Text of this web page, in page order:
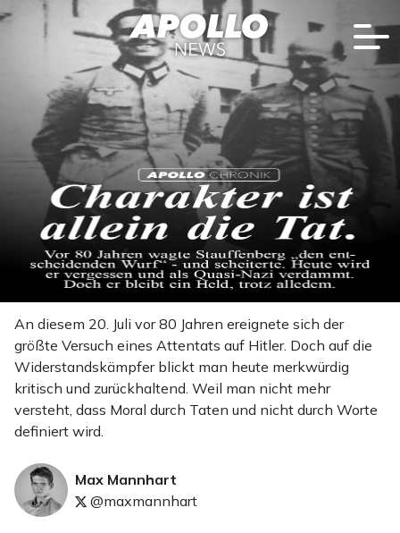
An diesem 20. Juli vor 80 Jahren ereignete sich der
größte Versuch eines Attentats auf Hitler. Doch auf die
Widerstandskämpfer blickt man heute merkwürdig
kritisch und zurückhaltend. Weil man nicht mehr
versteht, dass Moral durch Taten und nicht durch Worte
definiert wird.
Max Mannhart
@maxmannhart